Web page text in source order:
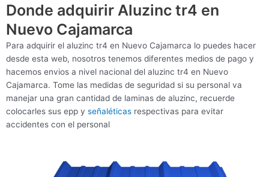
Donde adquirir Aluzinc tr4 en
Nuevo Cajamarca
Para adquirir el aluzinc tr4 en Nuevo Cajamarca lo puedes hacer
desde esta web, nosotros tenemos diferentes medios de pago y
hacemos envios a nivel nacional del aluzinc tr4 en Nuevo
Cajamarca. Tome las medidas de seguridad si su personal va
manejar una gran cantidad de laminas de aluzinc, recuerde
colocarles sus epp y señaléticas respectivas para evitar
accidentes con el personal